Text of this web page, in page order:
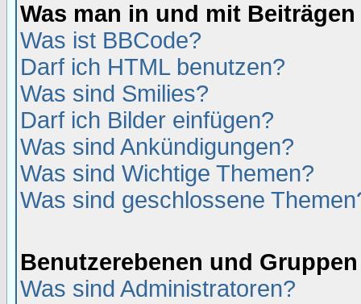
Was man in und mit
Was ist BBCode?
Darf ich HTML benutzen?
Was sind Smilies?
Darf ich Bilder einfügen?
Was sind Ankündigungen?
Was sind Wichtige Themen?
Was sind geschlossene
Benutzerebenen und Gruppen
Was sind Administratoren?